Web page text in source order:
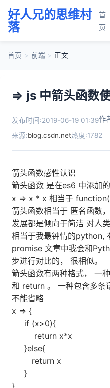
好人兄的思维村
落
首
页
首页 > 前端 > 正文
=> js 中箭头函数
发布时间:2019-06-19 01:39作
来源:blog.csdn.net热度:1782
箭头函数感性认识
箭头函数 是在es6 中添加
x => x * x 相当于
箭头函数相当于 匿名函数
发展都是倾向于简洁 对人
相当于我最钟情的python,
promise 文章中我会和
步进行对比的， 很相似。
箭头函数有两种格式， 一
和 return 。 一种包含多条
不能省略
x => {
if (x>0){
return x*x
}else{
return x
}
}